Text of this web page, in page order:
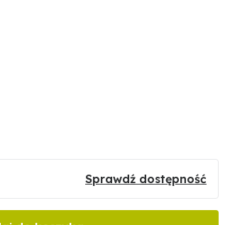
Sprawdź dostępność